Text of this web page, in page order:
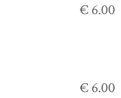
€ 6.00
€ 6.00